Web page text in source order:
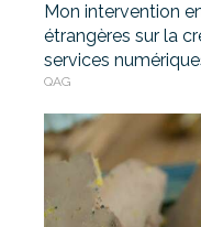
Mon intervention
étrangères sur la
services
QAG